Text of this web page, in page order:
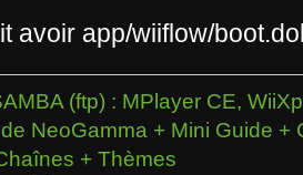
avoir app/wiiflow/
(ftp) : MPlayer CE,
NeoGamma + Mini Guide +
+ Thèmes